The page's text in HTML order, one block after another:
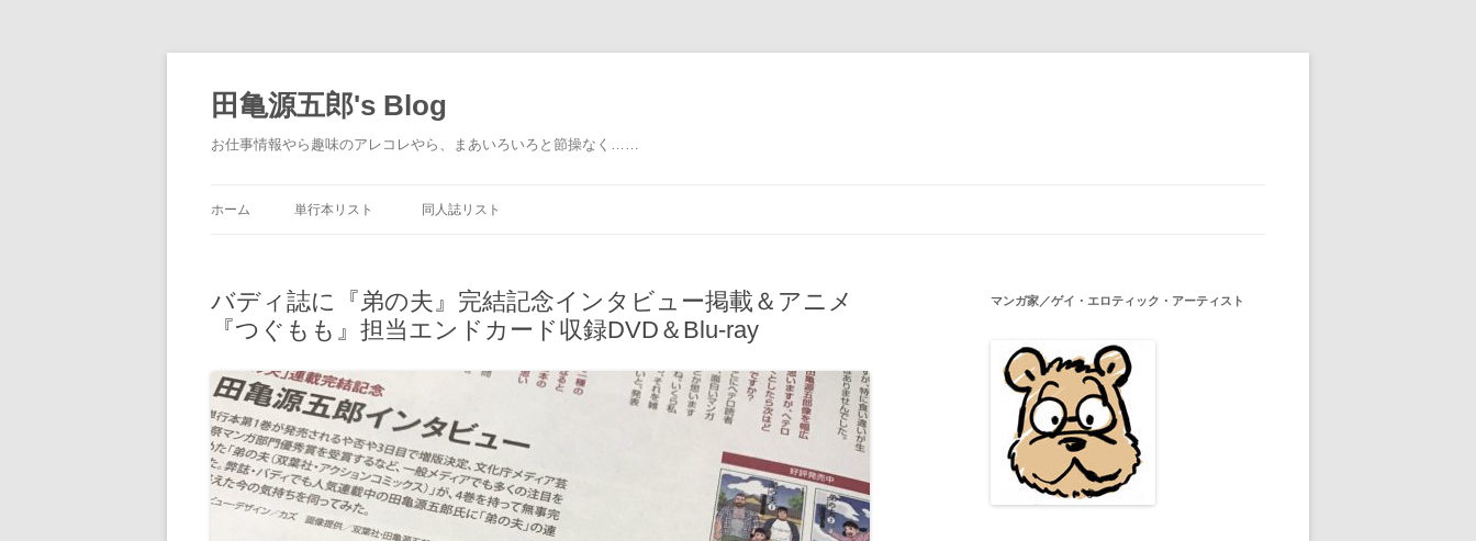
テ
ン
ツ
へ
ス
田亀源五郎's Blog
お仕事情報やら趣味のアレコレやら、まあいろいろと節操なく……
ホーム 単行本リスト 同人誌リスト
バディ誌に『弟の夫』完結記念インタビュー掲載＆アニメ
『つぐもも』担当エンドカード収録DVD＆Blu-ray
マンガ家／ゲイ・エロティック・アーティスト